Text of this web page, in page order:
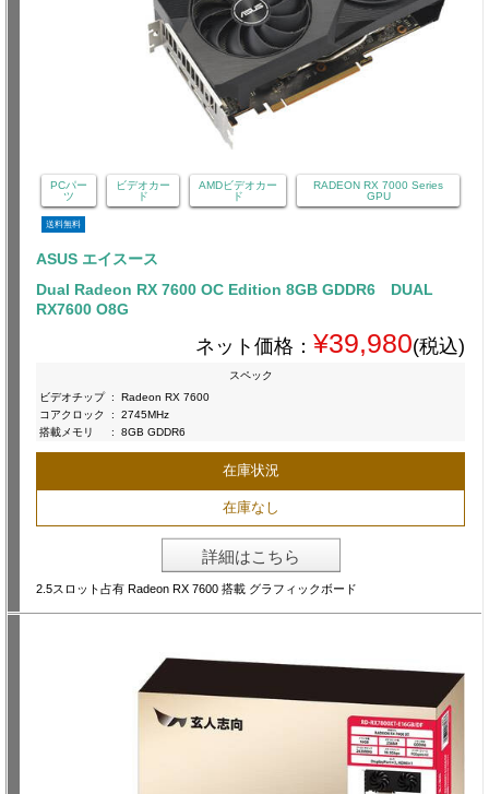
PCパー
ツ
ビデオカー
ド
AMDビデオカー
ド
RADEON RX 7000 Series
GPU
送料無料
ASUS エイスース
Dual Radeon RX 7600 OC Edition 8GB GDDR6 DUAL
RX7600 O8G
ネット価格： ¥39,980(税込)
スペック
ビデオチップ :
Radeon RX 7600
コアクロック
:
2745MHz
搭載メモリ
: 8GB GDDR6
在庫状況
在庫なし
詳細はこちら
2.5スロット占有 Radeon RX 7600 搭載 グラフィックボード